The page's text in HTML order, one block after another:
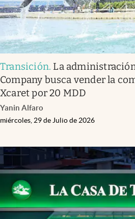
Transición. La
Company busca vender la
Xcaret por 20 MDD
Yanin Alfaro
miércoles, 29 de Julio de 2026